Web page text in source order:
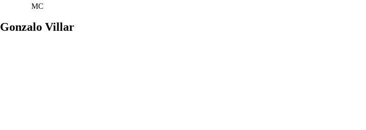
MC
Gonzalo Villar